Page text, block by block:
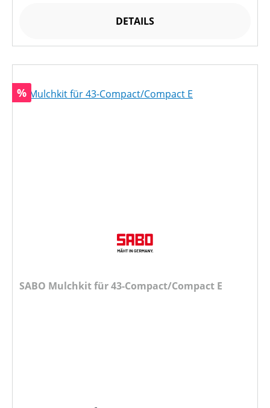
DETAILS
Rabatt
%
SABO Mulchkit für 43-Compact/Compact E